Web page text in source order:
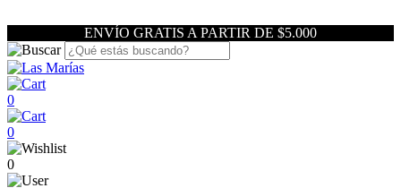
ENVÍO GRATIS A PARTIR DE $5.000
0
0
0